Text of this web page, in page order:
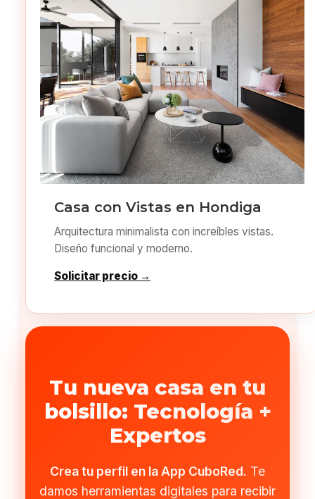
Casa con Vistas en Hondiga
Arquitectura minimalista con increíbles vistas.
Diseño funcional y moderno.
Solicitar precio →
Tu nueva casa en tu
bolsillo: Tecnología +
Expertos
Crea tu perfil en la App CuboRed. Te
damos herramientas digitales para recibir